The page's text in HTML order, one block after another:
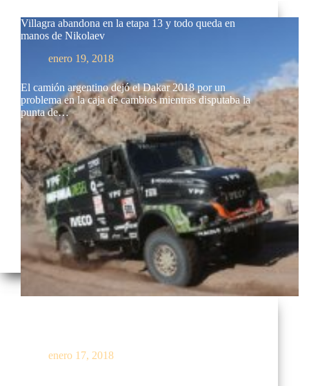
Villagra abandona en la etapa 13 y todo queda en
manos de Nikolaev
enero 19, 2018
El camión argentino dejó el Dakar 2018 por un
problema en la caja de cambios mientras disputaba la
punta de…
enero 17, 2018